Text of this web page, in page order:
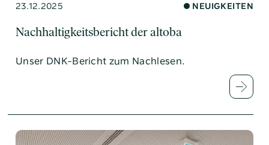
23.12.2025 NEUIGKEITEN
Nachhaltigkeitsbericht der altoba
Unser DNK-Bericht zum Nachlesen.